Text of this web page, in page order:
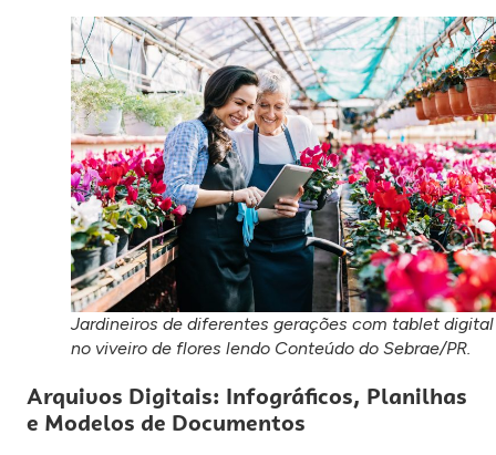
Jardineiros de diferentes gerações com tablet digital
no viveiro de flores lendo Conteúdo do Sebrae/PR.
Arquivos Digitais: Infográficos, Planilhas
e Modelos de Documentos